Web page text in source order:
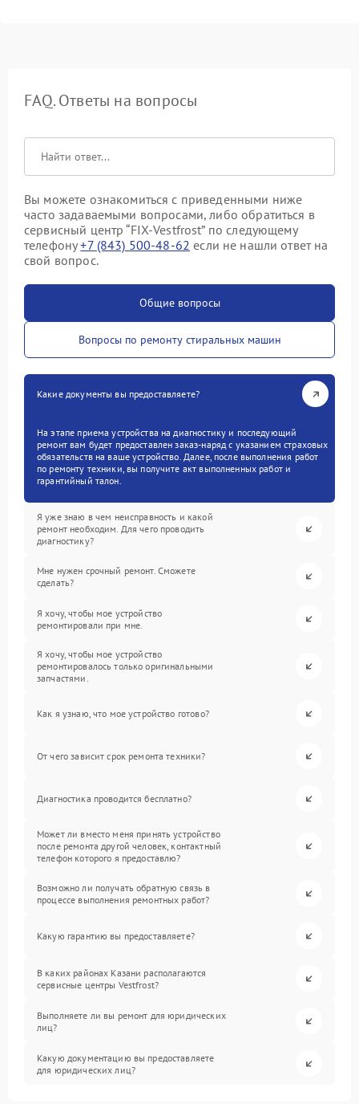
FAQ. Ответы на вопросы
Вы можете ознакомиться с приведенными ниже
часто задаваемыми вопросами, либо обратиться в
сервисный центр “FIX-Vestfrost” по следующему
телефону+7 (843) 500-48-62 если не нашли ответ на
свой вопрос.
Общие вопросы
Вопросы по ремонту стиральных машин
Какие документы вы предоставляете?
На этапе приема устройства на диагностику и последующий
ремонт вам будет предоставлен заказ-наряд с указанием страховых
обязательств на ваше устройство. Далее, после выполнения работ
по ремонту техники, вы получите акт выполненных работ и
гарантийный талон.
Я уже знаю в чем неисправность и какой
ремонт необходим. Для чего проводить
диагностику?
Мне нужен срочный ремонт. Сможете
сделать?
Я хочу, чтобы мое устройство
ремонтировали при мне.
Я хочу, чтобы мое устройство
ремонтировалось только оригинальными
запчастями.
Как я узнаю, что мое устройство готово?
От чего зависит срок ремонта техники?
Диагностика проводится бесплатно?
Может ли вместо меня принять устройство
после ремонта другой человек, контактный
телефон которого я предоставлю?
Возможно ли получать обратную связь в
процессе выполнения ремонтных работ?
Какую гарантию вы предоставляете?
В каких районах Казани располагаются
сервисные центры Vestfrost?
Выполняете ли вы ремонт для юридических
лиц?
Какую документацию вы предоставляете
для юридических лиц?